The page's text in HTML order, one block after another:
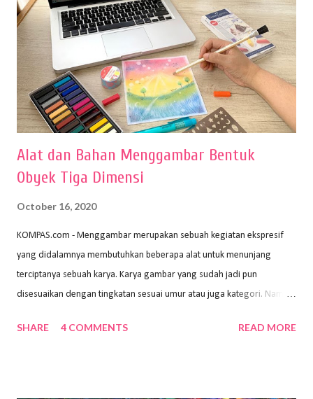
Alat dan Bahan Menggambar Bentuk
Obyek Tiga Dimensi
October 16, 2020
KOMPAS.com - Menggambar merupakan sebuah kegiatan ekspresif
yang didalamnya membutuhkan beberapa alat untuk menunjang
terciptanya sebuah karya. Karya gambar yang sudah jadi pun
disesuaikan dengan tingkatan sesuai umur atau juga kategori. Namun,
sehingga hasilnya bisa dilihat. Peran alat dan bahan sangat
SHARE 4 COMMENTS READ MORE